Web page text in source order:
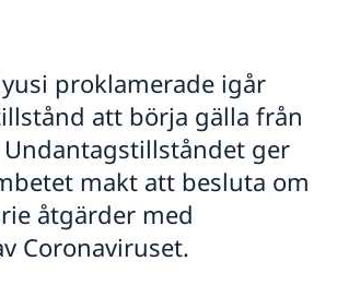
proklamerade igår
att börja gälla från
ger
makt att besluta om
åtgärder med
Coronaviruset.